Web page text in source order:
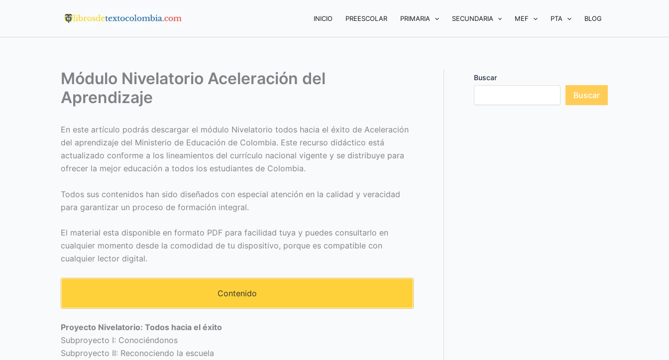
INICIO PREESCOLAR PRIMARIA SECUNDARIA MEF PTA BLOG
Módulo Nivelatorio Aceleración del
Aprendizaje
En este artículo podrás descargar el módulo Nivelatorio todos hacia el éxito de Aceleración
del aprendizaje del Ministerio de Educación de Colombia. Este recurso didáctico está
actualizado conforme a los lineamientos del currículo nacional vigente y se distribuye para
ofrecer la mejor educación a todos los estudiantes de Colombia.
Todos sus contenidos han sido diseñados con especial atención en la calidad y veracidad
para garantizar un proceso de formación integral.
El material esta disponible en formato PDF para facilidad tuya y puedes consultarlo en
cualquier momento desde la comodidad de tu dispositivo, porque es compatible con
cualquier lector digital.
Contenido
Proyecto Nivelatorio: Todos hacia el éxito
Subproyecto I: Conociéndonos
Subproyecto II: Reconociendo la escuela
Buscar
Buscar